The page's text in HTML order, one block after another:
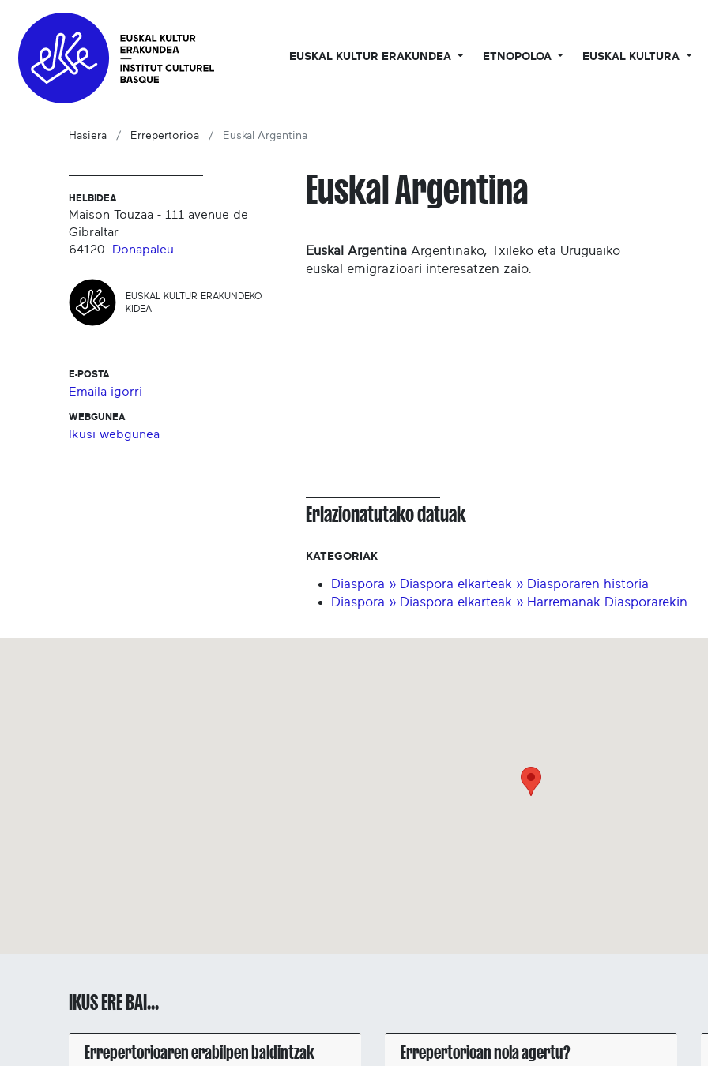
EUSKAL KULTUR ERAKUNDEA ETNOPOLOA EUSKAL KULTURA
Hasiera Errepertorioa Euskal Argentina
HELBIDEA
Maison Touzaa - 111 avenue de
Gibraltar
64120
Donapaleu
EUSKAL KULTUR ERAKUNDEKO
KIDEA
E-POSTA
Emaila igorri
WEBGUNEA
Ikusi webgunea
Euskal Argentina
Euskal Argentina Argentinako, Txileko eta Uruguaiko
euskal emigrazioari interesatzen zaio.
Erlazionatutako datuak
KATEGORIAK
Diaspora » Diaspora elkarteak » Diasporaren historia
Diaspora » Diaspora elkarteak » Harremanak Diasporarekin
IKUS ERE BAI...
Errepertorioaren erabilpen baldintzak Errepertorioan nola agertu?